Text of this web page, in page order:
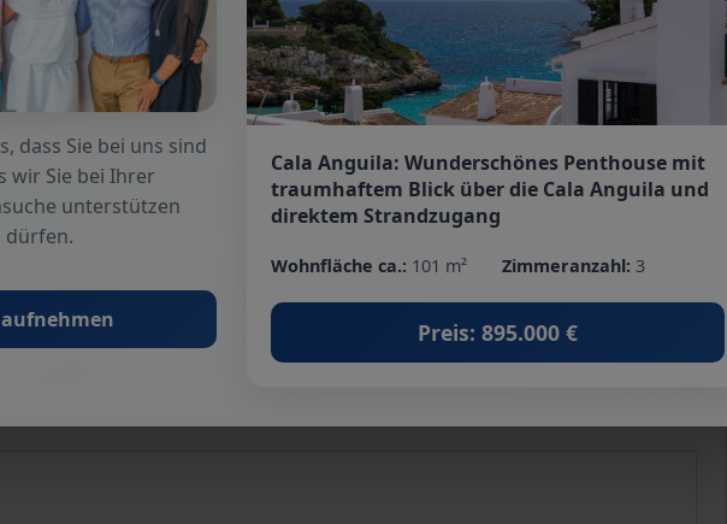
dass Sie bei uns sind
wir Sie bei Ihrer
unterstützen
dürfen.
Cala Anguila: Wunderschönes Penthouse mit
traumhaftem Blick über die Cala Anguila und
direktem Strandzugang
Wohnfläche ca.: 101 m² Zimmeranzahl: 3
Preis: 895.000 €